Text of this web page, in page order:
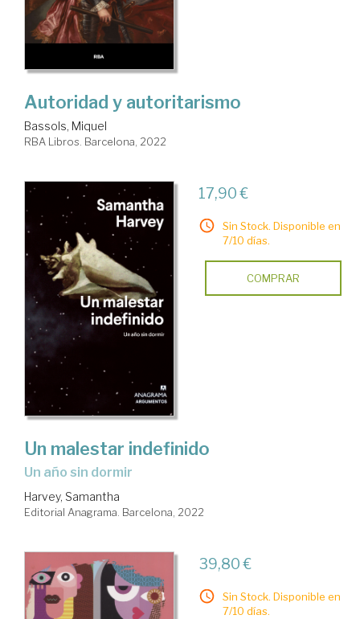
Autoridad y autoritarismo
Bassols, Miquel
RBA Libros. Barcelona, 2022
17,90 €
Sin Stock. Disponible en
7/10 días.
COMPRAR
Un malestar indefinido
un año sin dormir
Harvey, Samantha
Editorial Anagrama. Barcelona, 2022
39,80 €
Sin Stock. Disponible en
7/10 días.